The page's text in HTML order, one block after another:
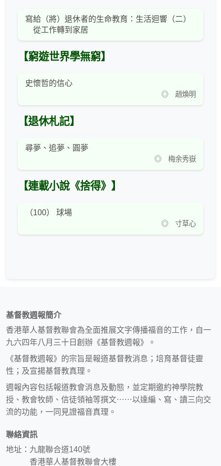
寫給（將）退休者的生命教育：生活迴響（二）
從工作轉到家居
【窮遊世界學無窮】
史懷哲的信心
◎ 趙煥明
【退休札記】
尋夢、追夢、圓夢
◎ 梅余秀嶽
【連載小說《捨得》】
（100） 球場
◎ 寸草心
基督教週報簡介
香港華人基督教聯會為全面推展文字傳播福音的工作，自一
九六四年八月三十日創辦《基督教週報》。
《基督教週報》的宗旨是報道基督教消息；培育基督徒靈
性；及宣揚基督教真理。
週報內容包括報道教會消息及動態，並定期邀約神學院教
授、教會牧師、信徒領袖等撰文⋯⋯以達編、寫、讀三向交
流的功能，一同見證福音真理。
聯絡資訊
地址：九龍聯合道140號
香港華人基督教聯會大樓